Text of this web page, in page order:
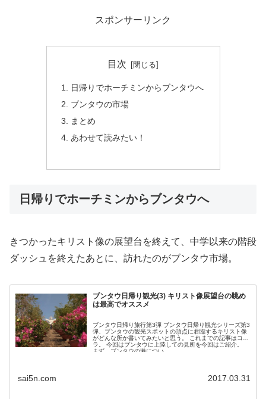
スポンサーリンク
目次
日帰りでホーチミンからブンタウへ
ブンタウの市場
まとめ
あわせて読みたい！
日帰りでホーチミンからブンタウへ
きつかったキリスト像の展望台を終えて、中学以来の階段
ダッシュを終えたあとに、訪れたのがブンタウ市場。
ブンタウ日帰り観光(3) キリスト像展望台の眺め
は最高でオススメ
ブンタウ日帰り旅行第3弾 ブンタウ日帰り観光シリーズ第3
弾、ブンタウの観光スポットの頂点に君臨するキリスト像
がどんな所か書いてみたいと思う。 これまでの記事はコチ
ラ。 今回はブンタウに上陸しての見所を今回はご紹介。
まず、ブンタウの港につい...
sai5n.com 2017.03.31